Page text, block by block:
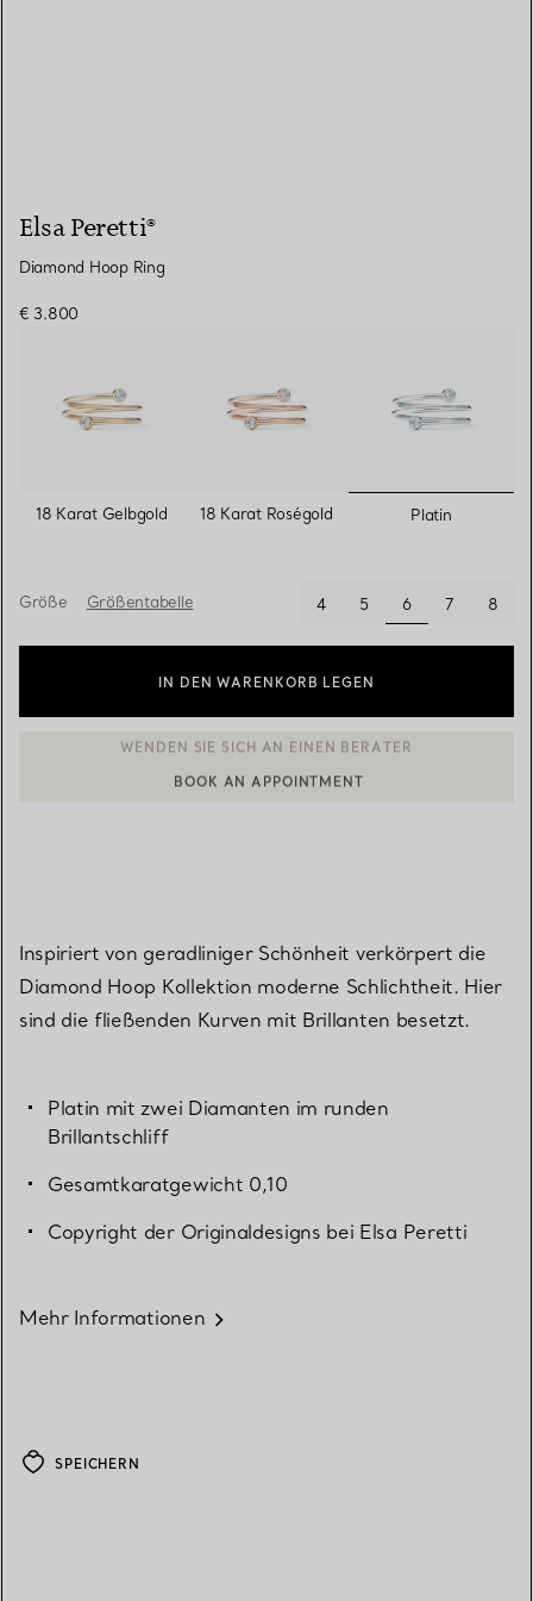
Elsa Peretti®
Diamond Hoop Ring
€ 3.800
18 Karat Gelbgold 18 Karat Roségold Platin
Größe Größentabelle 4 5 6ausgewählt
7 8
IN DEN WARENKORB LEGEN
EINEN KUNDENBERATER KONTAKTIEREN ODER EINEN
Inspiriert von geradliniger Schönheit verkörpert die
Diamond Hoop Kollektion moderne Schlichtheit. Hier
sind die fließenden Kurven mit Brillanten besetzt.
Platin mit zwei Diamanten im runden
Brillantschliff
Gesamtkaratgewicht 0,10
Copyright der Originaldesigns bei Elsa Peretti
Mehr Informationen
SPEICHERN